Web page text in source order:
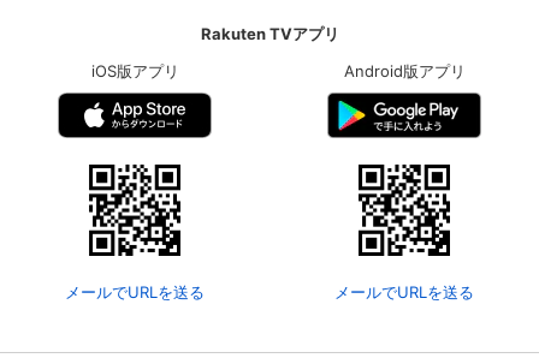
Rakuten TVアプリ
iOS版アプリ
メールでURLを送る
Android版アプリ
メールでURLを送る